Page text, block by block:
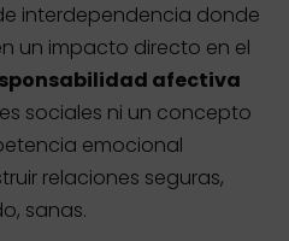
interdependencia donde
un impacto directo en el
afectiva
sociales ni un concepto
emocional
relaciones seguras,
sanas.